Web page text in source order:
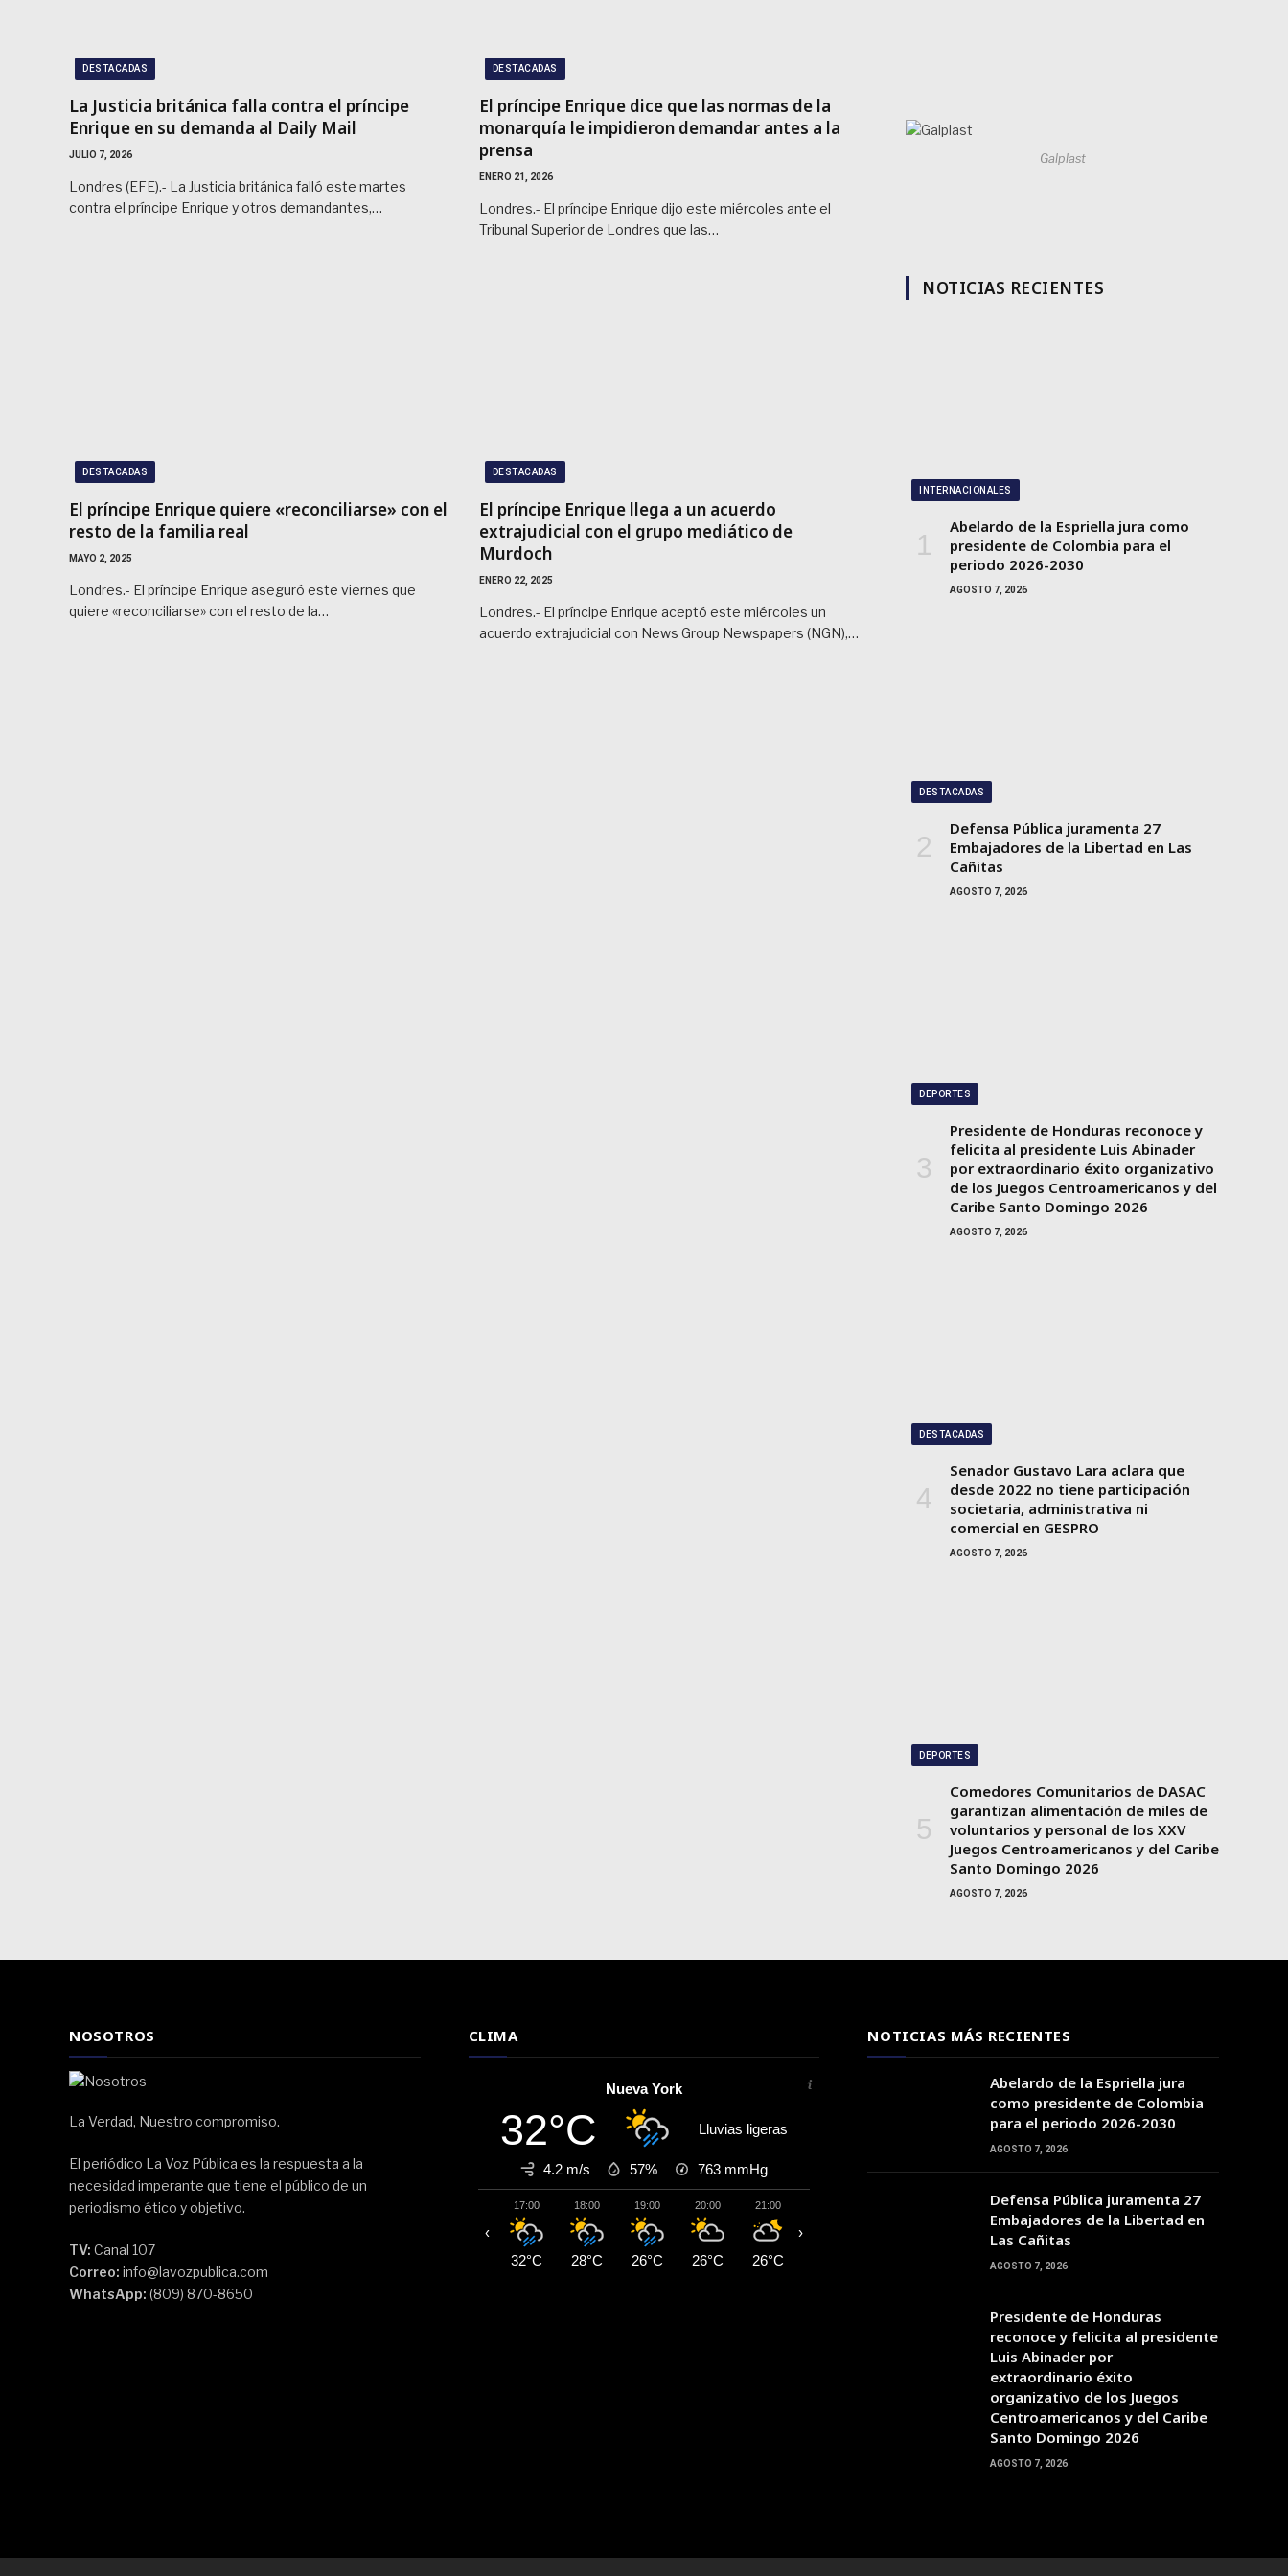
DESTACADAS
La Justicia británica falla contra el príncipe
Enrique en su demanda al Daily Mail
JULIO 7, 2026
Londres (EFE).- La Justicia británica falló este martes
contra el príncipe Enrique y otros demandantes,…
DESTACADAS
El príncipe Enrique dice que las normas de la
monarquía le impidieron demandar antes a la
prensa
ENERO 21, 2026
Londres.- El príncipe Enrique dijo este miércoles ante el
Tribunal Superior de Londres que las…
DESTACADAS
El príncipe Enrique quiere «reconciliarse» con el
resto de la familia real
MAYO 2, 2025
Londres.- El príncipe Enrique aseguró este viernes que
quiere «reconciliarse» con el resto de la…
DESTACADAS
El príncipe Enrique llega a un acuerdo
extrajudicial con el grupo mediático de
Murdoch
ENERO 22, 2025
Londres.- El príncipe Enrique aceptó este miércoles un
acuerdo extrajudicial con News Group Newspapers (NGN),…
Galplast
NOTICIAS RECIENTES
INTERNACIONALES
Abelardo de la Espriella jura como
presidente de Colombia para el
periodo 2026-2030
AGOSTO 7, 2026
DESTACADAS
Defensa Pública juramenta 27
Embajadores de la Libertad en Las
Cañitas
AGOSTO 7, 2026
DEPORTES
Presidente de Honduras reconoce y
felicita al presidente Luis Abinader
por extraordinario éxito organizativo
de los Juegos Centroamericanos y del
Caribe Santo Domingo 2026
AGOSTO 7, 2026
DESTACADAS
Senador Gustavo Lara aclara que
desde 2022 no tiene participación
societaria, administrativa ni
comercial en GESPRO
AGOSTO 7, 2026
DEPORTES
Comedores Comunitarios de DASAC
garantizan alimentación de miles de
voluntarios y personal de los XXV
Juegos Centroamericanos y del Caribe
Santo Domingo 2026
AGOSTO 7, 2026
NOSOTROS
La Verdad, Nuestro compromiso.
El periódico La Voz Pública es la respuesta a la
necesidad imperante que tiene el público de un
periodismo ético y objetivo.
TV: Canal 107
Correo: info@lavozpublica.com
WhatsApp: (809) 870-8650
CLIMA
Nueva York
32°C Lluvias ligeras
4.2 m/s 57% 763 mmHg
17:00
32°C
18:00
28°C
19:00
26°C
20:00
26°C
21:00
26°C
01:00
25°C
02:00
25°C
03:00 04:00
‹ ›
NOTICIAS MÁS RECIENTES
Abelardo de la Espriella jura
como presidente de Colombia
para el periodo 2026-2030
AGOSTO 7, 2026
Defensa Pública juramenta 27
Embajadores de la Libertad en
Las Cañitas
AGOSTO 7, 2026
Presidente de Honduras
reconoce y felicita al presidente
Luis Abinader por
extraordinario éxito
organizativo de los Juegos
Centroamericanos y del Caribe
Santo Domingo 2026
AGOSTO 7, 2026